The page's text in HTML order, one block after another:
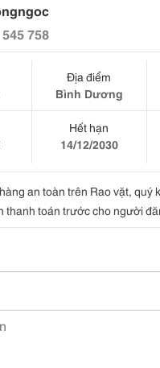
758
Địa điểm
Bình Dương
Hết hạn
14/12/2030
an toàn trên Rao vặt, quý
thanh toán trước cho người